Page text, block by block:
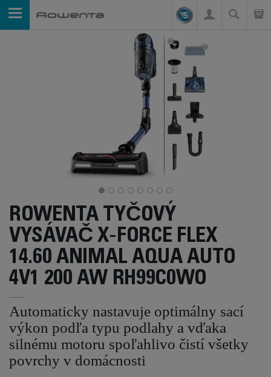
ROWENTA TYČOVÝ
VYSÁVAČ X-FORCE FLEX
14.60 ANIMAL AQUA AUTO
4V1 200 AW RH99C0WO
Automaticky nastavuje optimálny sací
výkon podľa typu podlahy a vďaka
silnému motoru spoľahlivo čistí všetky
povrchy v domácnosti